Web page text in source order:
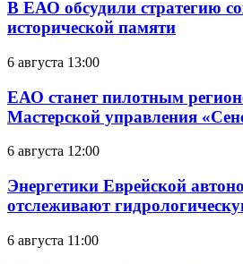
В ЕАО обсудили стратегию
исторической памяти
6 августа 13:00
ЕАО станет пилотным
Мастерской управления
6 августа 12:00
Энергетики Еврейской
отслеживают
6 августа 11:00